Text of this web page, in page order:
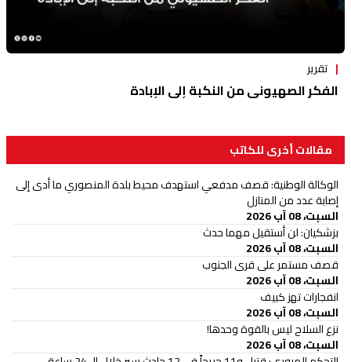
تقرير
الفكر الصهيوني من النكبة إلى الإبادة
مقالات أخرى للكاتب
الوكالة الوطنية: قصف مدفعي استهدف محيط بلدة المنصوري ما أدى إلى
إصابة عدد من المنازل
السبت، 08 آب 2026
بزشكيان: لن أستقيل مهما حدث
السبت، 08 آب 2026
قصف مستمر على قرى الجنوب
السبت، 08 آب 2026
انفجارات تهز كييف
السبت، 08 آب 2026
نزع السلاح ليس بالقوة وحدها!
السبت، 08 آب 2026